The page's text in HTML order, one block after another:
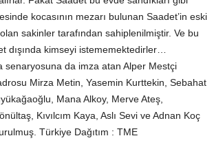
kocasının mezarı bulunan Saadet’in eski
sakinler tarafından sahiplenilmiştir. Ve bu
dışında kimseyi istememektedirler…
senaryosuna da imza atan Alper Mestçi
Mirza Metin, Yasemin Kurttekin, Sebahat
Mana Alkoy, Merve Ateş,
Kıvılcım Kaya, Aslı Sevi ve Adnan Koç
Türkiye Dağıtım : TME